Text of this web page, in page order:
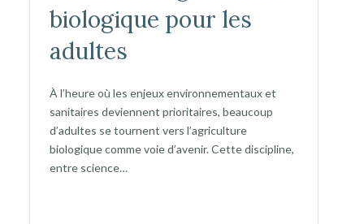
biologique pour les
adultes
À l’heure où les enjeux environnementaux et
sanitaires deviennent prioritaires, beaucoup
d’adultes se tournent vers l’agriculture
biologique comme voie d’avenir. Cette discipline,
entre science…